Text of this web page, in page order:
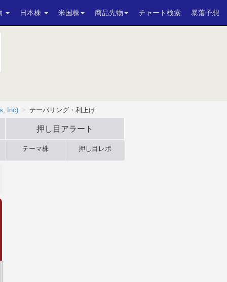
日本株 米国株 商品先物 チャート検索 暴落予想
Inc) テーパリング・利上げ
押し目アラート
テーマ株 押し目レポ